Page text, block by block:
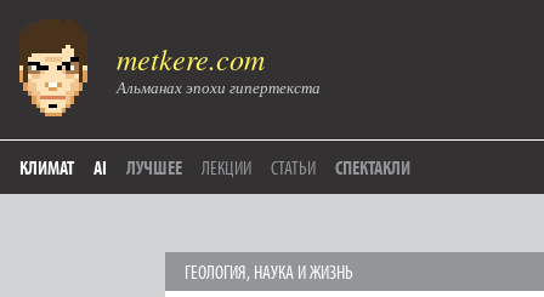
metkere.com
Альманах эпохи гипертекста
КЛИМАТ AI ЛУЧШЕЕ ЛЕКЦИИ СТАТЬИ СПЕКТАКЛИ
ГЕОЛОГИЯ, НАУКА И ЖИЗНЬ